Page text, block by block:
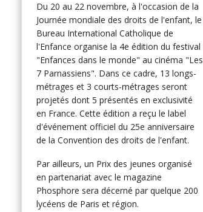
Du 20 au 22 novembre, à l'occasion de la
Journée mondiale des droits de l'enfant, le
Bureau International Catholique de
l'Enfance organise la 4e édition du festival
"Enfances dans le monde" au cinéma "Les
7 Parnassiens". Dans ce cadre, 13 longs-
métrages et 3 courts-métrages seront
projetés dont 5 présentés en exclusivité
en France. Cette édition a reçu le label
d'événement officiel du 25e anniversaire
de la Convention des droits de l'enfant.
Par ailleurs, un Prix des jeunes organisé
en partenariat avec le magazine
Phosphore sera décerné par quelque 200
lycéens de Paris et région.